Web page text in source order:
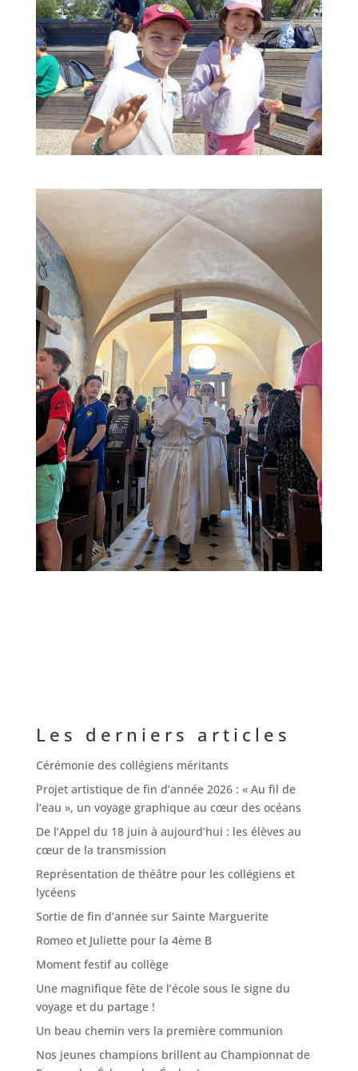
Les derniers articles
Cérémonie des collégiens méritants
Projet artistique de fin d’année 2026 : « Au fil de
l’eau », un voyage graphique au cœur des océans
De l’Appel du 18 juin à aujourd’hui : les élèves au
cœur de la transmission
Représentation de théâtre pour les collégiens et
lycéens
Sortie de fin d’année sur Sainte Marguerite
Romeo et Juliette pour la 4ème B
Moment festif au collège
Une magnifique fête de l’école sous le signe du
voyage et du partage !
Un beau chemin vers la première communion
Nos jeunes champions brillent au Championnat de